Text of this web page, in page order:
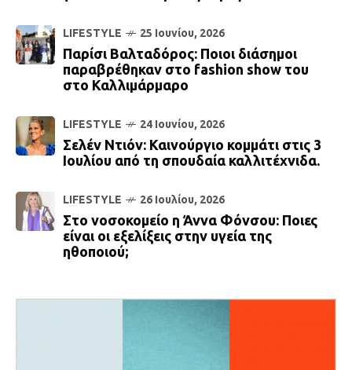
LIFESTYLE 25 Ιουνίου, 2026
Παρίσι Βαλταδόρος: Ποιοι διάσημοι
παραβρέθηκαν στο fashion show του
στο Καλλιμάρμαρο
LIFESTYLE 24 Ιουνίου, 2026
Σελέν Ντιόν: Καινούργιο κομμάτι στις 3
Ιουλίου από τη σπουδαία καλλιτέχνιδα.
LIFESTYLE 26 Ιουλίου, 2026
Στο νοσοκομείο η Άννα Φόνσου: Ποιες
είναι οι εξελίξεις στην υγεία της
ηθοποιού;